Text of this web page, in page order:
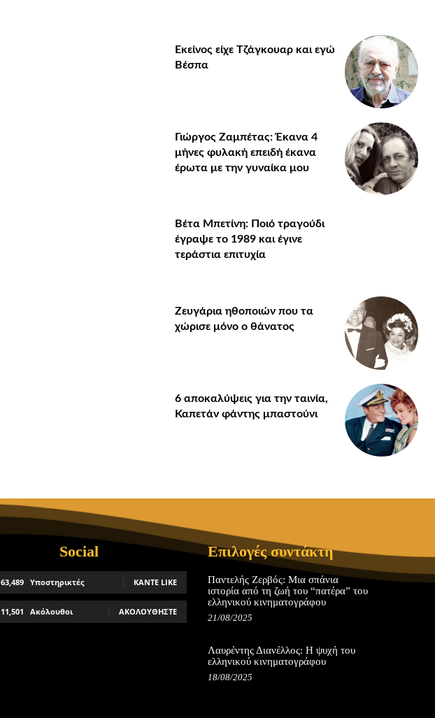
Εκείνος είχε Τζάγκουαρ και εγώ
Βέσπα
Γιώργος Ζαμπέτας: Έκανα 4
μήνες φυλακή επειδή έκανα
έρωτα με την γυναίκα μου
Βέτα Μπετίνη: Ποιό τραγούδι
έγραψε το 1989 και έγινε
τεράστια επιτυχία
Ζευγάρια ηθοποιών που τα
χώρισε μόνο ο θάνατος
6 αποκαλύψεις για την ταινία,
Καπετάν φάντης μπαστούνι
Social
63,489 Υποστηρικτές ΚΆΝΤΕ LIKE
11,501 Ακόλουθοι ΑΚΟΛΟΥΘΉΣΤΕ
Επιλογές συντάκτη
Παντελής Ζερβός: Μια σπάνια
ιστορία από τη ζωή του “πατέρα” του
ελληνικού κινηματογράφου
21/08/2025
Λαυρέντης Διανέλλος: Η ψυχή του
ελληνικού κινηματογράφου
18/08/2025